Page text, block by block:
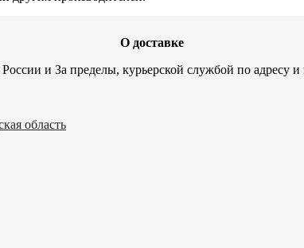
О доставке
и За пределы, курьерской службой по адресу
область